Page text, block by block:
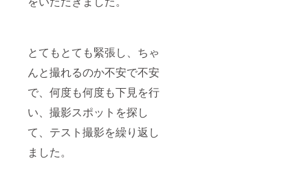
とてもとても緊張し、ちゃ
んと撮れるのか不安で不安
で、何度も何度も下見を行
い、撮影スポットを探し
て、テスト撮影を繰り返し
ました。